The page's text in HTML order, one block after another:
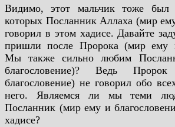
Видимо, этот мальчик тоже
которых Посланник Аллаха (мир
говорил в этом хадисе. Давайте
пришли после Пророка (мир ему
Мы также сильно любим
благословение)? Ведь
благословение) не говорил обо
него. Являемся ли мы теми
Посланник (мир ему и
хадисе?